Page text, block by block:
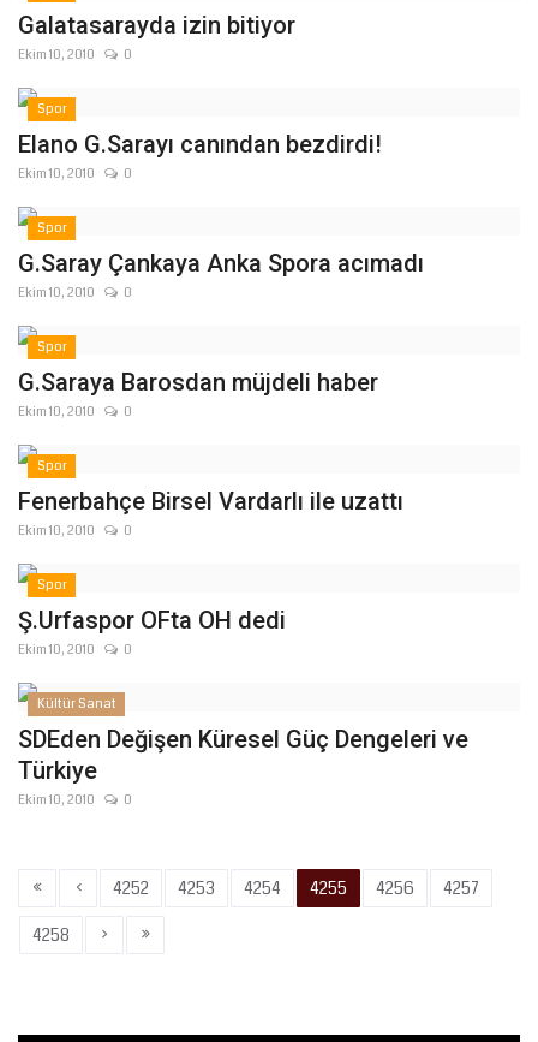
Galatasarayda izin bitiyor
Ekim 10, 2010 0
Spor
Elano G.Sarayı canından bezdirdi!
Ekim 10, 2010 0
Spor
G.Saray Çankaya Anka Spora acımadı
Ekim 10, 2010 0
Spor
G.Saraya Barosdan müjdeli haber
Ekim 10, 2010 0
Spor
Fenerbahçe Birsel Vardarlı ile uzattı
Ekim 10, 2010 0
Spor
Ş.Urfaspor OFta OH dedi
Ekim 10, 2010 0
Kültür Sanat
SDEden Değişen Küresel Güç Dengeleri ve
Türkiye
Ekim 10, 2010 0
« ‹ 4252 4253 4254 4255 4256
4257
4258
› »